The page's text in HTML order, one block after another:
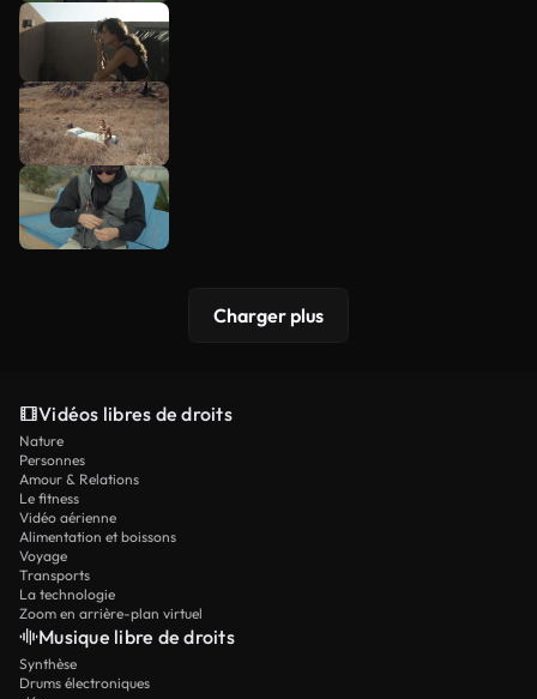
Charger plus
Vidéos libres de droits
Nature
Personnes
Amour & Relations
Le fitness
Vidéo aérienne
Alimentation et boissons
Voyage
Transports
La technologie
Zoom en arrière-plan virtuel
Musique libre de droits
Synthèse
Drums électroniques